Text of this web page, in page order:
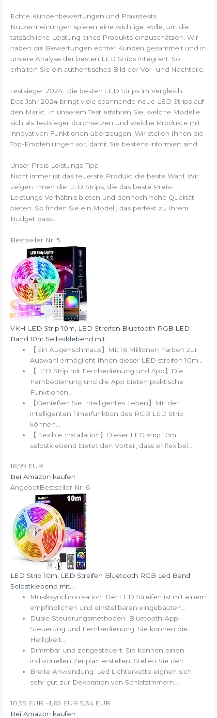
Echte Kundenbewertungen und Praxistests
Nutzermeinungen spielen eine wichtige Rolle, um die
tatsächliche Leistung eines Produkts einzuschätzen. Wir
haben die Bewertungen echter Kunden gesammelt und in
unsere Analyse der besten LED Strips integriert. So
erhalten Sie ein authentisches Bild der Vor- und Nachteile.
Testsieger 2024: Die besten LED Strips im Vergleich
Das Jahr 2024 bringt viele spannende neue LED Strips auf
den Markt. In unserem Test erfahren Sie, welche Modelle
sich als Testsieger durchsetzen und welche Produkte mit
innovativen Funktionen überzeugen. Wir stellen Ihnen die
Top-Empfehlungen vor, damit Sie bestens informiert sind.
Unser Preis-Leistungs-Tipp
Nicht immer ist das teuerste Produkt die beste Wahl. Wir
zeigen Ihnen die LED Strips, die das beste Preis-
Leistungs-Verhältnis bieten und dennoch hohe Qualität
bieten. So finden Sie ein Modell, das perfekt zu Ihrem
Budget passt.
Bestseller Nr. 5
VKH LED Strip 10m, LED Streifen Bluetooth RGB LED
Band 10m Selbstklebend mit...
【Ein Augenschmaus】Mit 16 Millionen Farben zur
Auswahl ermöglicht Ihnen dieser LED streifen 10m...
【LED Strip mit Fernbedienung und App】Die
Fernbedienung und die App bieten praktische
Funktionen...
【Genießen Sie Intelligentes Leben】Mit der
intelligenten Timerfunktion des RGB LED Strip
können...
【Flexible Installation】Dieser LED strip 10m
selbstklebend bietet den Vorteil, dass er flexibel...
18,99 EUR
Bei Amazon kaufen
AngebotBestseller Nr. 6
LED Strip 10m, LED Streifen Bluetooth RGB Led Band
Selbstklebend mit...
Musiksynchronisation: Der LED Streifen ist mit einem
empfindlichen und einstellbaren eingebauten...
Duale Steuerungsmethoden: Bluetooth-App-
Steuerung und Fernbedienung; Sie können die
Helligkeit...
Dimmbar und zeitgesteuert: Sie können einen
individuellen Zeitplan erstellen. Stellen Sie den...
Breite Anwendung: Led Lichterkette eignen sich
sehr gut zur Dekoration von Schlafzimmern...
10,99 EUR −1,65 EUR 9,34 EUR
Bei Amazon kaufen